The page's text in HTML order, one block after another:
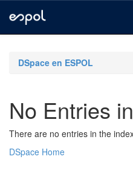
navigationDSpace en ESPOL
No Entries
There are no entries in the
DSpace Home